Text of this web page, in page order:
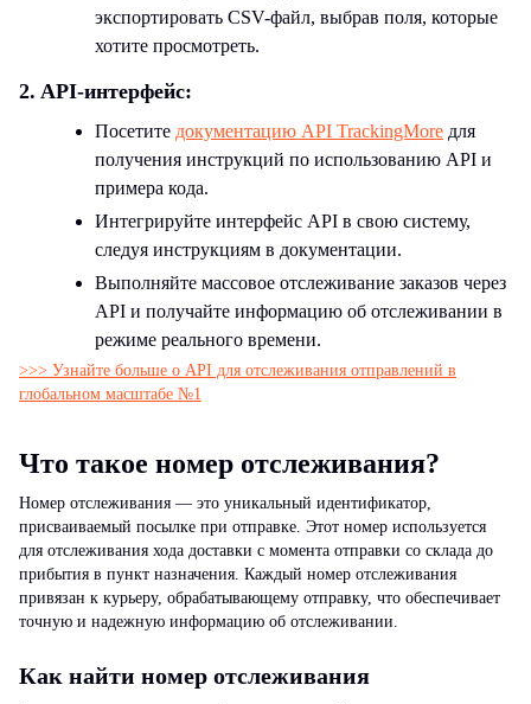
экспортировать CSV-файл, выбрав поля, которые
хотите просмотреть.
2. API-интерфейс:
Посетите документацию API TrackingMore для
получения инструкций по использованию API и
примера кода.
Интегрируйте интерфейс API в свою систему,
следуя инструкциям в документации.
Выполняйте массовое отслеживание заказов через
API и получайте информацию об отслеживании в
режиме реального времени.
>>> Узнайте больше о API для отслеживания отправлений в
глобальном масштабе №1
Что такое номер отслеживания?
Номер отслеживания — это уникальный идентификатор,
присваиваемый посылке при отправке. Этот номер используется
для отслеживания хода доставки с момента отправки со склада до
прибытия в пункт назначения. Каждый номер отслеживания
привязан к курьеру, обрабатывающему отправку, что обеспечивает
точную и надежную информацию об отслеживании.
Как найти номер отслеживания